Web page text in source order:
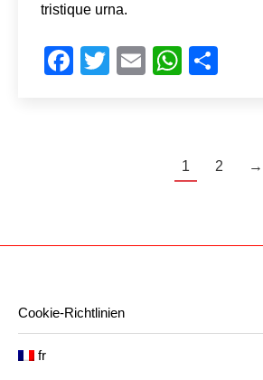
tristique urna.
Facebook
Twitter
Email
1 2 →
Cookie-Richtlinien
fr